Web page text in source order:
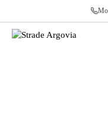
content